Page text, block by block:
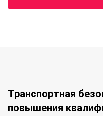
Транспортная
повышения